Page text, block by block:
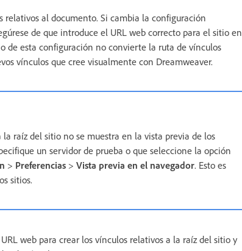
al documento. Si cambia la configuración
de que introduce el URL web correcto para el sitio en
de esta configuración no convierte la ruta de vínculos
vínculos que cree visualmente con Dreamweaver.
raíz del sitio no se muestra en la vista previa de los
un servidor de prueba o que seleccione la opción
> Preferencias > Vista previa en el navegador. Esto es
sitios.
web para crear los vínculos relativos a la raíz del sitio y